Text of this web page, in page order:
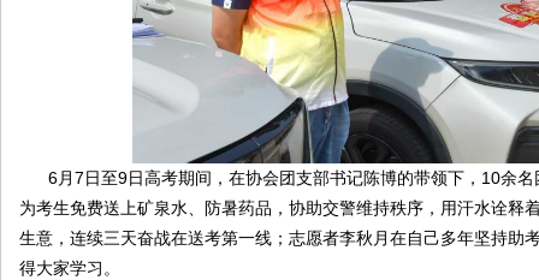
6月7日至9日高考期间，在协会团支部书记陈博的带领下，10余名
为考生免费送上矿泉水、防暑药品，协助交警维持秩序，用汗水诠
生意，连续三天奋战在送考第一线；志愿者李秋月在自己多年坚持助
得大家学习。